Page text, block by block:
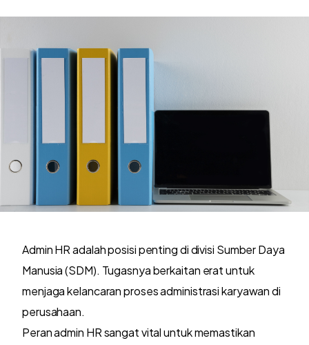
Admin HR adalah posisi penting di divisi Sumber Daya
Manusia (SDM). Tugasnya berkaitan erat untuk
menjaga kelancaran proses administrasi karyawan di
perusahaan.
Peran admin HR sangat vital untuk memastikan